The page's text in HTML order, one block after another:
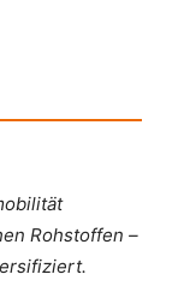
Rohstoffen –